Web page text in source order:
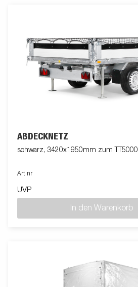
ABDECKNETZ
schwarz, 3420x1950mm zum TT5000
Art nr
UVP
In den Warenkorb